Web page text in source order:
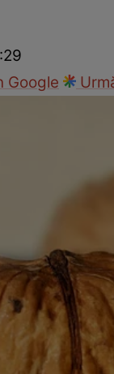
Google